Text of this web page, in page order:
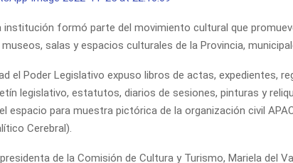
institución formó parte del movimiento cultural que
salas y espacios culturales de la Provincia,
el Poder Legislativo expuso libros de actas, expedientes,
legislativo, estatutos, diarios de sesiones, pinturas y
espacio para muestra pictórica de la organización civil
Cerebral).
de la Comisión de Cultura y Turismo, Mariela del